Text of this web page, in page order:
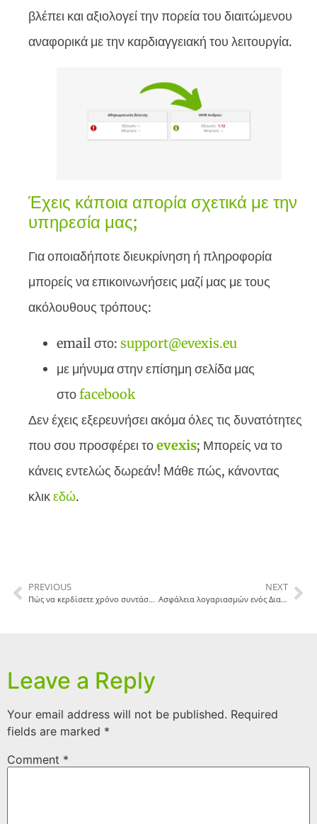
βλέπει και αξιολογεί την πορεία του διαιτώμενου
αναφορικά με την καρδιαγγειακή του λειτουργία.
Έχεις κάποια απορία σχετικά με την
υπηρεσία μας;
Για οποιαδήποτε διευκρίνηση ή πληροφορία
μπορείς να επικοινωνήσεις μαζί μας με τους
ακόλουθους τρόπους:
email στο: support@evexis.eu
με μήνυμα στην επίσημη σελίδα μας
στοfacebook
Δεν έχεις εξερευνήσει ακόμα όλες τις δυνατότητες
που σου προσφέρει τοevexis; Μπορείς να το
κάνεις εντελώς δωρεάν! Μάθε πώς, κάνοντας
κλικεδώ.
PREVIOUS
Πώς να κερδίσετε χρόνο συντάσσοντας ένα διαιτολόγιο
NEXT
Ασφάλεια λογαριασμών ενός Διαιτολογικού γραφείου
Leave a Reply
Your email address will not be published. Required
fields are marked *
Comment *